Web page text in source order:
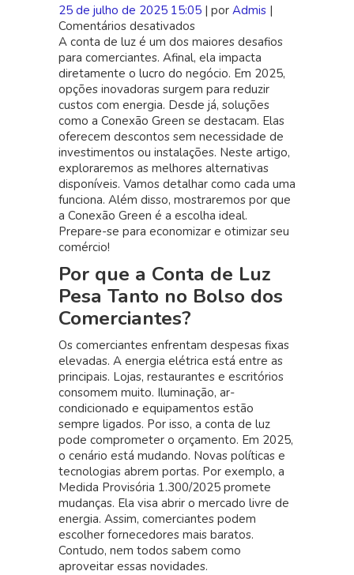
25 de julho de 2025 15:05 | por Admis |
Comentários desativados
Redução
na
Conta
de
Luz
para
Comerciantes:
Quais
Opções
Existem
em
2025?
A conta de luz é um dos maiores desafios
para comerciantes. Afinal, ela impacta
diretamente o lucro do negócio. Em 2025,
opções inovadoras surgem para reduzir
custos com energia. Desde já, soluções
como a Conexão Green se destacam. Elas
oferecem descontos sem necessidade de
investimentos ou instalações. Neste artigo,
exploraremos as melhores alternativas
disponíveis. Vamos detalhar como cada uma
funciona. Além disso, mostraremos por que
a Conexão Green é a escolha ideal.
Prepare-se para economizar e otimizar seu
comércio!
Por que a Conta de Luz
Pesa Tanto no Bolso dos
Comerciantes?
Os comerciantes enfrentam despesas fixas
elevadas. A energia elétrica está entre as
principais. Lojas, restaurantes e escritórios
consomem muito. Iluminação, ar-
condicionado e equipamentos estão
sempre ligados. Por isso, a conta de luz
pode comprometer o orçamento. Em 2025,
o cenário está mudando. Novas políticas e
tecnologias abrem portas. Por exemplo, a
Medida Provisória 1.300/2025 promete
mudanças. Ela visa abrir o mercado livre de
energia. Assim, comerciantes podem
escolher fornecedores mais baratos.
Contudo, nem todos sabem como
aproveitar essas novidades.